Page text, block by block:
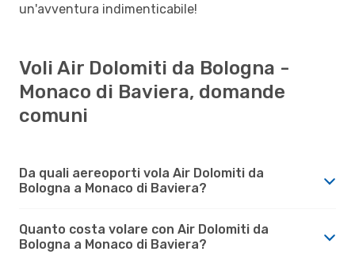
un'avventura indimenticabile!
Voli Air Dolomiti da Bologna -
Monaco di Baviera, domande
comuni
Da quali aereoporti vola Air Dolomiti da
Bologna a Monaco di Baviera?
Quanto costa volare con Air Dolomiti da
Bologna a Monaco di Baviera?